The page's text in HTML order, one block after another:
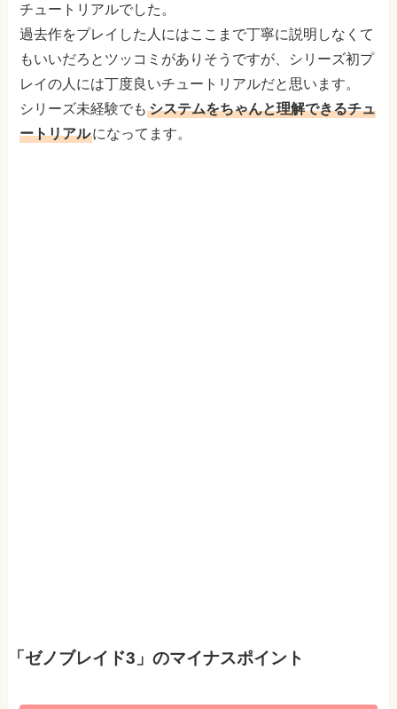
チュートリアルでした。
過去作をプレイした人にはここまで丁寧に説明しなくて
もいいだろとツッコミがありそうですが、シリーズ初プ
レイの人には丁度良いチュートリアルだと思います。
シリーズ未経験でもシステムをちゃんと理解できるチュ
ートリアルになってます。
「ゼノブレイド3」のマイナスポイント